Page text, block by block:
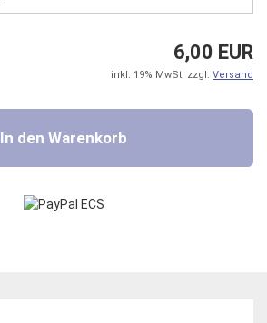
6,00 EUR
inkl. 19% MwSt. zzgl. Versand
In den Warenkorb